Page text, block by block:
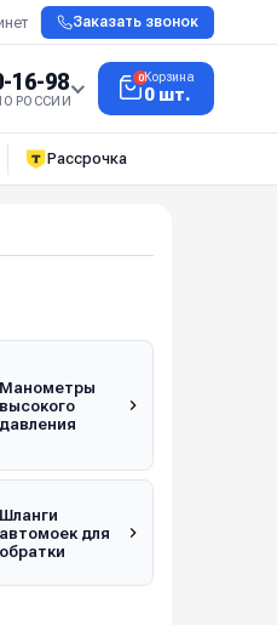
Заказать звонок
16-98
РОССИИ
0Корзина
0 шт.
Рассрочка
Манометры
высокого
давления
Шланги
автомоек для
обратки